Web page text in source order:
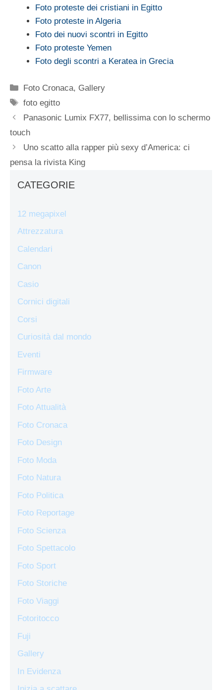
Foto proteste dei cristiani in Egitto
Foto proteste in Algeria
Foto dei nuovi scontri in Egitto
Foto proteste Yemen
Foto degli scontri a Keratea in Grecia
Categorie
Foto Cronaca, Gallery
Tag
foto egitto
Panasonic Lumix FX77, bellissima con lo schermo
touch
Uno scatto alla rapper più sexy d’America: ci
pensa la rivista King
CATEGORIE
12 megapixel
Attrezzatura
Calendari
Canon
Casio
Cornici digitali
Corsi
Curiosità dal mondo
Eventi
Firmware
Foto Arte
Foto Attualità
Foto Cronaca
Foto Design
Foto Moda
Foto Natura
Foto Politica
Foto Reportage
Foto Scienza
Foto Spettacolo
Foto Sport
Foto Storiche
Foto Viaggi
Fotoritocco
Fuji
Gallery
In Evidenza